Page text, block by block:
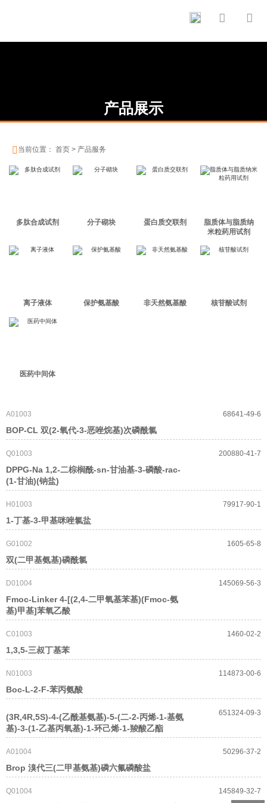
 
产品展示
 当前位置： 首页 > 产品服务
多肽合成试剂 分子砌块 蛋白质交联剂
脂质体与脂质纳
米粒药用试剂
离子液体 保护氨基酸 非天然氨基酸 核苷酸试剂
医药中间体
A01003
BOP-CL 双(2-氧代-3-恶唑烷基)次磷酰氯
68641-49-6
Q01003
DPPG-Na 1,2-二棕榈酰-sn-甘油基-3-磷酸-rac-
(1-甘油)(钠盐)
200880-41-7
H01003
1-丁基-3-甲基咪唑氯盐
79917-90-1
G01002
双(二甲基氨基)磷酰氯
1605-65-8
D01004
Fmoc-Linker 4-[(2,4-二甲氧基苯基)(Fmoc-氨
基)甲基]苯氧乙酸
145069-56-3
C01003
1,3,5-三叔丁基苯
1460-02-2
N01003
Boc-L-2-F-苯丙氨酸
114873-00-6
(3R,4R,5S)-4-(乙酰基氨基)-5-(二-2-丙烯-1-基氨
基)-3-(1-乙基丙氧基)-1-环己烯-1-羧酸乙酯
651324-09-3
A01004
Brop 溴代三(二甲基氨基)磷六氟磷酸盐
50296-37-2
Q01004 145849-32-7